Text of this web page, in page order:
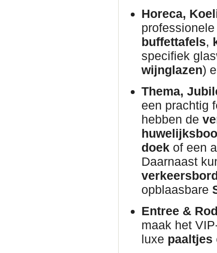
Horeca,
buffettafels,
specifiek
wijnglazen)
Thema,
een prachtig
hebben de
doek of een
Daarnaast
opblaasbare
Entree &
maak het
luxe paaltjes